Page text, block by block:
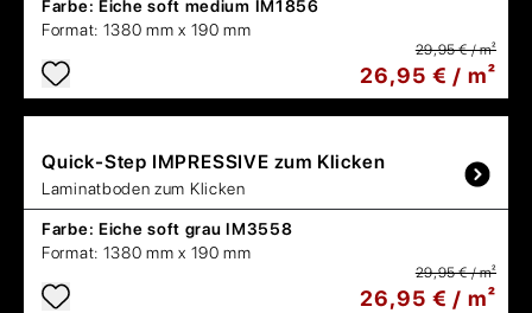
Farbe: Eiche soft medium IM1856
Format: 1380 mm x 190 mm
29,95 € / m²
26,95 € / m²
Quick-Step IMPRESSIVE zum Klicken
Laminatboden zum Klicken
Farbe: Eiche soft grau IM3558
Format: 1380 mm x 190 mm
29,95 € / m²
26,95 € / m²